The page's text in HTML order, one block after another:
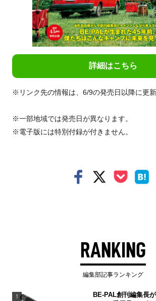
詳細はこちら
※リンク先の情報は、6/9の発売日以降に更新
※一部地域では発売日が異なります。
※電子版には特別付録が付きません。
RANKING
編集部記事ランキング
1
BE-PAL創刊編集長